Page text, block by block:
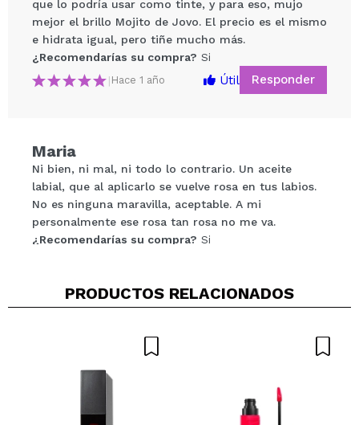
Compartir un vídeo o una foto
Tu vídeo podría ser el primero. Imagínatelo...
ENVIAR
que lo podría usar como tinte, y para eso, mujo
mejor el brillo Mojito de Jovo. El precio es el mismo
e hidrata igual, pero tiñe mucho más.
¿Recomendarías su compra? Si
| Hace 1 año Útil Responder
Maria
Ni bien, ni mal, ni todo lo contrario. Un aceite
labial, que al aplicarlo se vuelve rosa en tus labios.
No es ninguna maravilla, aceptable. A mi
personalmente ese rosa tan rosa no me va.
¿Recomendarías su compra? Si
El color que queda está muy guay!!!
¿Recomendarías su compra?
Responder
PRODUCTOS RELACIONADOS